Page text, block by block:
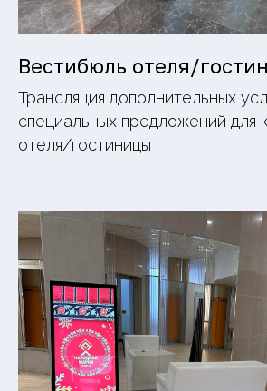
Вестибюль отеля/
Трансляция дополнительных
специальных предложений для
отеля/гостиницы